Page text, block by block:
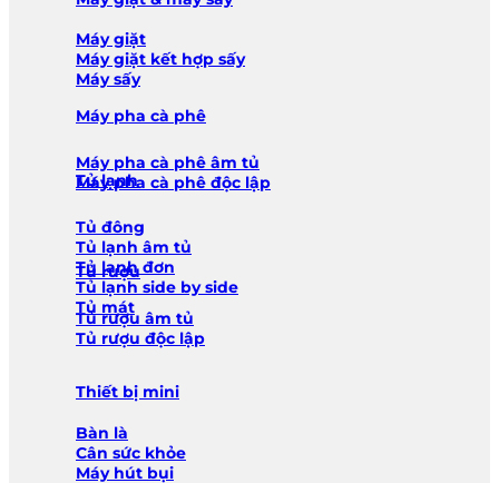
Máy giặt
Máy giặt kết hợp sấy
Máy sấy
Máy pha cà phê
Máy pha cà phê âm tủ
Máy pha cà phê độc lập
Tủ lạnh
Tủ đông
Tủ lạnh âm tủ
Tủ lạnh đơn
Tủ lạnh side by side
Tủ mát
Tủ rượu
Tủ rượu âm tủ
Tủ rượu độc lập
Thiết bị mini
Bàn là
Cân sức khỏe
Máy hút bụi